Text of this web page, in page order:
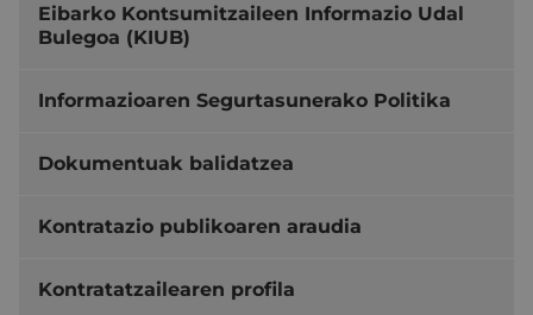
Eibarko Kontsumitzaileen Informazio Udal
Bulegoa (KIUB)
Informazioaren Segurtasunerako Politika
Dokumentuak balidatzea
Kontratazio publikoaren araudia
Kontratatzailearen profila